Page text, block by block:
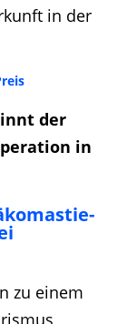
in der
der
in
zu einem